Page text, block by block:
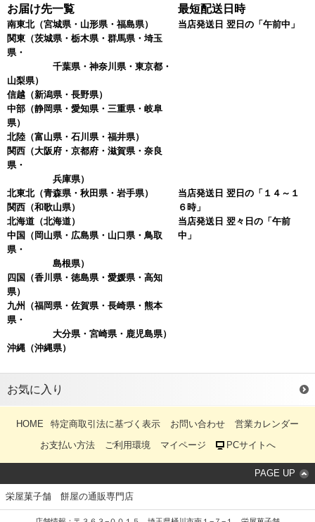
お届け先一覧 最短配送日時
南東北（宮城県・山形県・福島県）
関東 （茨城県・栃木県・群馬県・埼玉
県・
千葉県・神奈川県・東京都・
山梨県）
信越 （新潟県・長野県）
中部 （静岡県・愛知県・三重県・岐阜
県）
北陸 （富山県・石川県・福井県）
関西 （大阪府・京都府・滋賀県・奈良
県・
兵庫県）
当店発送日 翌日の「午前中」
北東北（青森県・秋田県・岩手県）
関西 （和歌山県）
当店発送日 翌日の「１４～１
６時」
北海道 （北海道）
中国
（岡山県・広島県・山口県・鳥取
県・
島根県）
四国
（香川県・徳島県・愛媛県・高知
県）
九州（福岡県・佐賀県・長崎県・熊本
県・
大分県・宮崎県・鹿児島県）
沖縄 （沖縄県）
当店発送日 翌々日の「午前
中」
お気に入り
HOME 特定商取引法に基づく表示 お問い合わせ
営業カレンダー
お支払い方法
ご利用環境 マイページ PCサイトへ
PAGE UP
栄屋菓子舗 餅屋の通販専門店